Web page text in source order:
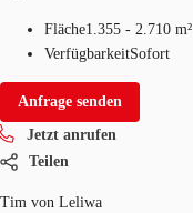
Fläche1.355 - 2.710 m²
VerfügbarkeitSofort
Anfrage senden
Jetzt anrufen
Teilen
Tim von Leliwa